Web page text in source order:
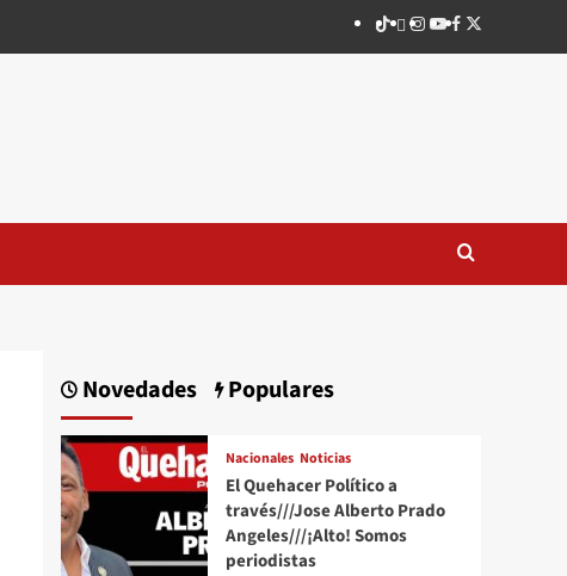
TikTok
threads
Instagram
Youtube
Facebook
X
Novedades Populares
Nacionales Noticias
El Quehacer Político a
través///Jose Alberto Prado
Angeles///¡Alto! Somos
periodistas